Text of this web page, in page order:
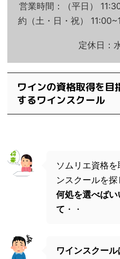
営業時間：（平日）
約（土・日・祝）
定休日：
ワインの資格取得を目
するワインスクール
ソムリエ資格
ンスクールを探
何処を選べばい
て ・・
ワインスクー